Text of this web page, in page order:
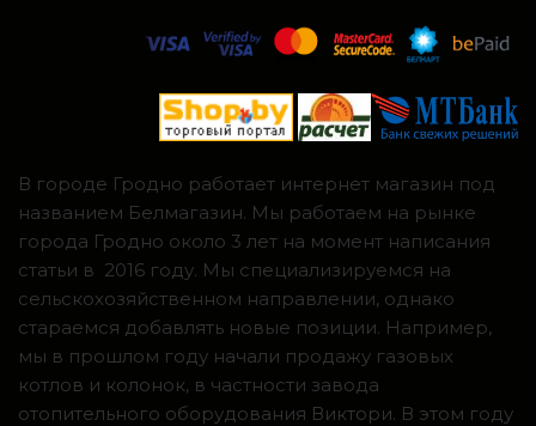
В городе Гродно работает интернет магазин под
названием Белмагазин. Мы работаем на рынке
города Гродно около 3 лет на момент написания
статьи в 2016 году. Мы специализируемся на
сельскохозяйственном направлении, однако
стараемся добавлять новые позиции. Например,
мы в прошлом году начали продажу газовых
котлов и колонок, в частности завода
отопительного оборудования Виктори. В этом году